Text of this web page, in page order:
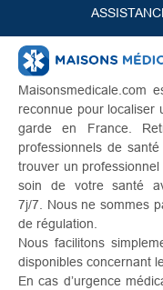
Maisonsmedicale.com
reconnue pour localiser
garde en France.
professionnels de
trouver un
soin de votre santé
7j/7. Nous ne sommes
de régulation.
Nous facilitons
disponibles concernant
En cas d’urgence